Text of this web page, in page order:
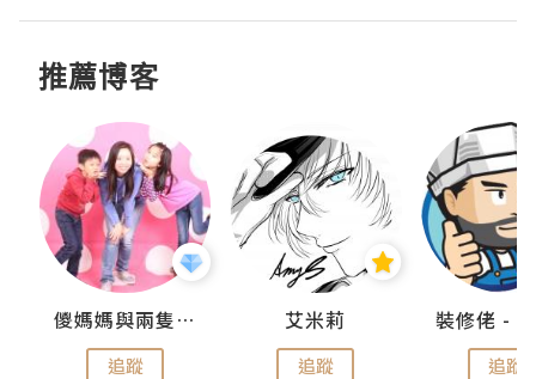
推薦博客
儍媽媽與兩隻小魔怪之家
追蹤
艾米莉
追蹤 追蹤